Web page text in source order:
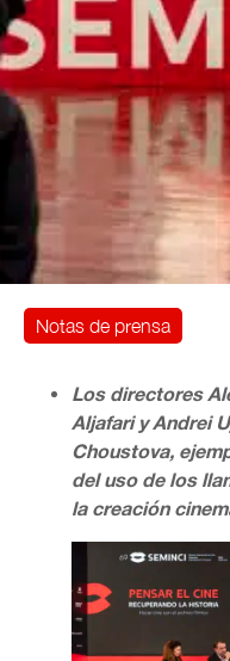
Notas de prensa
Los directores
Aljafari y Andrei
Choustova,
del uso de los
la creación